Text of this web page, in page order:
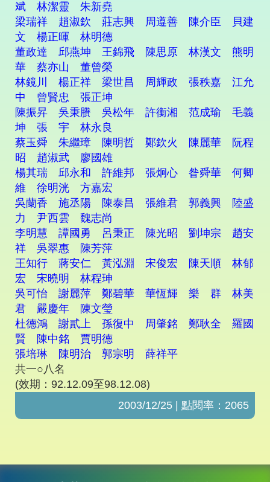
斌 林潔靈 朱新堯
梁瑞祥 趙淑欽 莊志興 周遵善 陳介臣 貝建
文 楊正暉 林明德
董政達 邱燕坤 王錦飛 陳思原 林漢文 熊明
華 蔡亦山 董曾榮
林鏡川 楊正祥 梁世昌 周輝政 張秩嘉 江允
中 曾賢忠 張正坤
陳振昇 吳秉賸 吳松年 許衡湘 范成瑜 毛義
坤 張 宇 林永良
蔡玉舜 朱繼璋 陳明哲 鄭欽火 陳麗華 阮程
昭 趙淑武 廖國雄
楊其瑞 邱永和 許維邦 張炯心 昝舜華 何卿
維 徐明洸 方嘉宏
吳蘭香 施丞陽 陳泰昌 張維君 郭義興 陸盛
力 尹西雲 魏志尚
李明慧 譚國勇 呂秉正 陳光昭 劉坤宗 趙安
祥 吳翠惠 陳芳萍
王知行 蔣安仁 黃泓淵 宋俊宏 陳天順 林郁
宏 宋曉明 林程珅
吳可怡 謝麗萍 鄭碧華 華恆輝 樂 群 林美
君 嚴慶年 陳文瑩
杜德鴻 謝貳上 孫復中 周肇銘 鄭耿全 羅國
賢 陳中銘 賈明德
張培琳 陳明治 郭宗明 薛祥平
共一○八名
(效期：92.12.09至98.12.08)
2003/12/25 | 點閱率：2065